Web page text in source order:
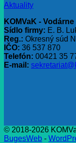
Aktuality
KOMVaK -
Sídlo firmy: E. B.
Reg.: Okresný súd
IČO: 36 537 870
Telefón: 00421 35
E-mail:
© 2018-2026
BugesWeb -